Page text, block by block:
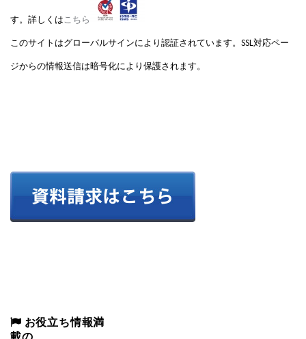
す。詳しくはこちら
このサイトはグローバルサインにより認証されています。SSL対応ペー
ジからの情報送信は暗号化により保護されます。
お役立ち情報満
載の